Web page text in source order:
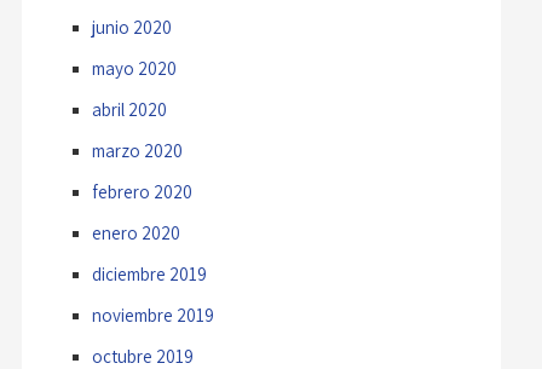
junio 2020
mayo 2020
abril 2020
marzo 2020
febrero 2020
enero 2020
diciembre 2019
noviembre 2019
octubre 2019